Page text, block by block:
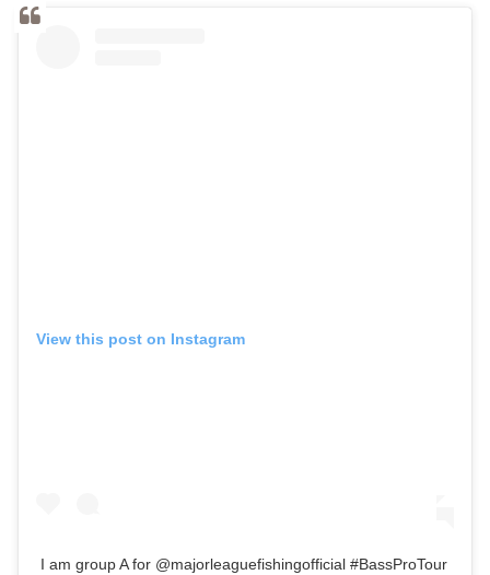
View this post on Instagram
I am group A for @majorleaguefishingofficial #BassProTour